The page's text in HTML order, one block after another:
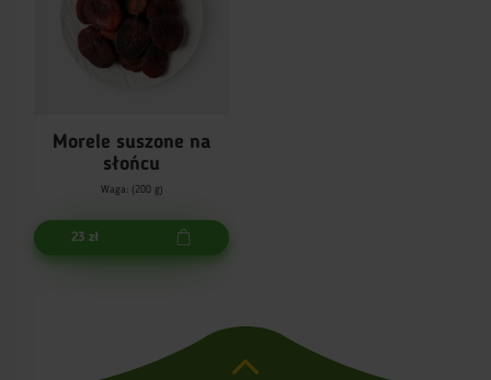
Morele suszone na
słońcu
Waga: (200 g)
23 zł